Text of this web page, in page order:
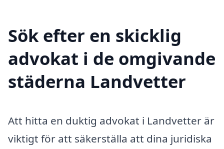
Sök efter en skicklig
advokat i de omgivande
städerna Landvetter
Att hitta en duktig advokat i Landvetter är
viktigt för att säkerställa att dina juridiska